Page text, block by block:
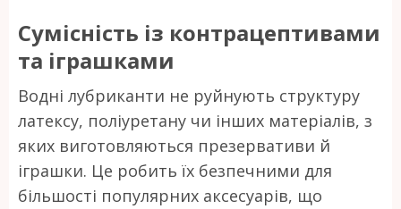
Сумісність із контрацептивами
та іграшками
Водні лубриканти не руйнують структуру
латексу, поліуретану чи інших матеріалів, з
яких виготовляються презервативи й
іграшки. Це робить їх безпечними для
більшості популярних аксесуарів, що